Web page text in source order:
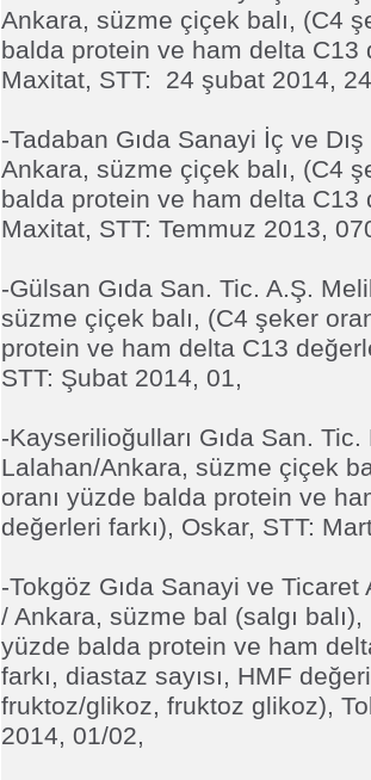
Ankara, süzme çiçek balı, (C4
balda protein ve ham delta C13
Maxitat, STT: 24 şubat 2014,
-Tadaban Gıda Sanayi İç ve
Ankara, süzme çiçek balı, (C4
balda protein ve ham delta C13
Maxitat, STT: Temmuz 2013,
-Gülsan Gıda San. Tic. A.Ş.
süzme çiçek balı, (C4 şeker
protein ve ham delta C13
STT: Şubat 2014, 01,
-Kayserilioğulları Gıda San.
Lalahan/Ankara, süzme çiçek
oranı yüzde balda protein ve
değerleri farkı), Oskar, STT:
-Tokgöz Gıda Sanayi ve Ticaret
/ Ankara, süzme bal (salgı
yüzde balda protein ve ham
farkı, diastaz sayısı, HMF
fruktoz/glikoz, fruktoz glikoz),
2014, 01/02,